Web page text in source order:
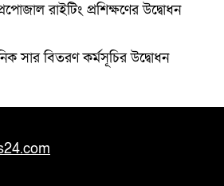
রাইটিং প্রশিক্ষণের উদ্বোধন
সার বিতরণ কর্মসূচির উদ্বোধন